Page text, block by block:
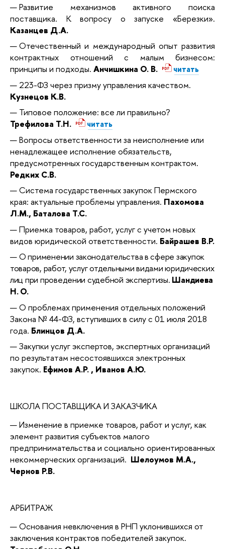
Развитие механизмов активного поиска
поставщика. К вопросу о запуске «Березки».
Казанцев Д.А.
Отечественный и международный опыт развития
контрактных отношений с малым бизнесом:
принципы и подходы. Анчишкина О. В. читать
223-ФЗ через призму управления качеством.
Кузнецов К.В.
Типовое положение: все ли правильно?
Трефилова Т.Н.
читать
Вопросы ответственности за неисполнение или
ненадлежащее исполнение обязательств,
предусмотренных государственным контрактом.
Редких С.В.
Система государственных закупок Пермского
края: актуальные проблемы управления. Пахомова
Л.М., Баталова Т.С.
Приемка товаров, работ, услуг с учетом новых
видов юридической ответственности. Байрашев В.Р.
О применении законодательства в сфере закупок
товаров, работ, услуг отдельными видами юридических
лиц при проведении судебной экспертизы. Шандиева
Н. О.
О проблемах применения отдельных положений
Закона № 44-ФЗ, вступивших в силу с 01 июля 2018
года. Блинцов Д.А.
Закупки услуг экспертов, экспертных организаций
по результатам несостоявшихся электронных
закупок. Ефимов А.Р. , Иванов А.Ю.
ШКОЛА ПОСТАВЩИКА И ЗАКАЗЧИКА
Изменение в приемке товаров, работ и услуг, как
элемент развития субъектов малого
предпринимательства и социально ориентированных
некоммерческих организаций. Шелоумов М.А.,
Чернов Р.В.
АРБИТРАЖ
Основания невключения в РНП уклонившихся от
заключения контрактов победителей закупок.